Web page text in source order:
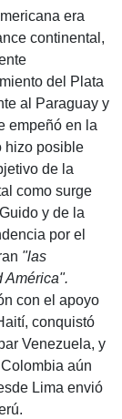
era
continental,
del Plata
al Paraguay y
empeñó en la
hizo posible
de la
como surge
y de la
por el
"las
América".
con el apoyo
conquistó
Venezuela, y
aún
Lima envió